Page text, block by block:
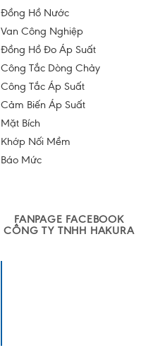
Đồng Hồ Nước
Van Công Nghiệp
Đồng Hồ Đo Áp Suất
Công Tắc Dòng Chảy
Công Tắc Áp Suất
Cảm Biến Áp Suất
Mặt Bích
Khớp Nối Mềm
Báo Mức
FANPAGE FACEBOOK
CÔNG TY TNHH HAKURA